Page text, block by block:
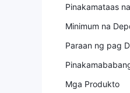
Pinakamataas
Minimum na
Paraan ng pag
Mga Produkto